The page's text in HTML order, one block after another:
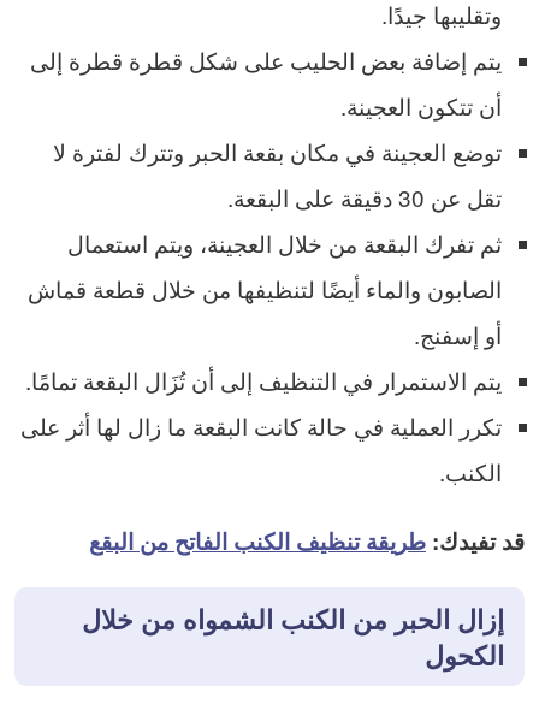
وتقليبها جيدًا.
يتم إضافة بعض الحليب على شكل قطرة قطرة إلى
أن تتكون العجينة.
توضع العجينة في مكان بقعة الحبر وتترك لفترة لا
تقل عن 30 دقيقة على البقعة.
ثم تفرك البقعة من خلال العجينة، ويتم استعمال
الصابون والماء أيضًا لتنظيفها من خلال قطعة قماش
أو إسفنج.
يتم الاستمرار في التنظيف إلى أن تُزَال البقعة تمامًا.
تكرر العملية في حالة كانت البقعة ما زال لها أثر على
الكنب.
قد تفيدك: طريقة تنظيف الكنب الفاتح من البقع
إزال الحبر من الكنب الشمواه من خلال
الكحول